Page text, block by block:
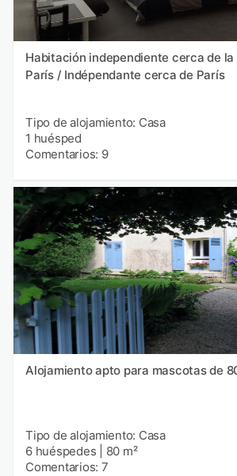
Habitación independiente cerca de
París / Indépendante cerca de París
Tipo de alojamiento: Casa
1 huésped
Comentarios: 9
Alojamiento apto para mascotas de
Tipo de alojamiento: Casa
6 huéspedes
80 m²
Comentarios: 7